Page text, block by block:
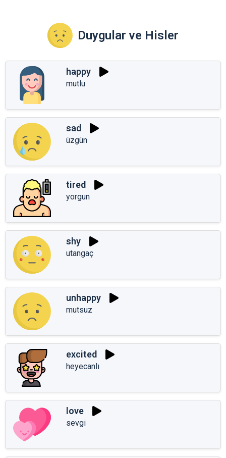
Duygular ve Hisler
happy
mutlu
sad
üzgün
tired
yorgun
shy
utangaç
unhappy
mutsuz
excited
heyecanlı
love
sevgi